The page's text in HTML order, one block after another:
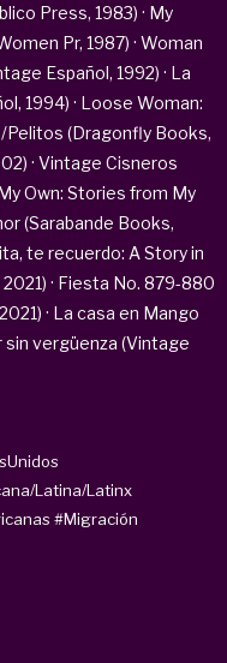
Press, 1983) · My
Pr, 1987) · Woman
Español, 1992) · La
1994) · Loose Woman:
Pelitos (Dragonfly Books,
· Vintage Cisneros
Own: Stories from My
(Sarabande Books,
te recuerdo: A Story in
· Fiesta No. 879-880
· La casa en Mango
sin vergüenza (Vintage
Latina/Latinx
#Migración